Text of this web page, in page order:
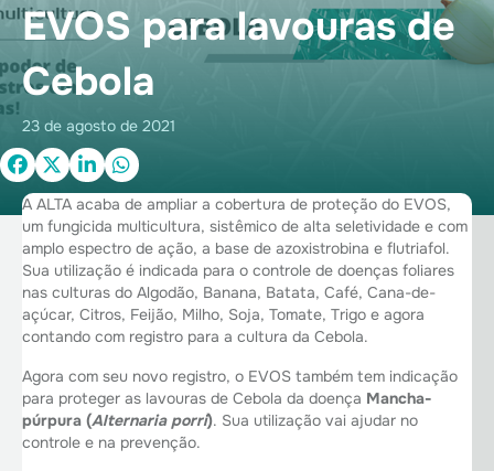
EVOS para lavouras de
Cebola
23 de agosto de 2021
A ALTA acaba de ampliar a cobertura de proteção do EVOS,
um fungicida multicultura, sistêmico de alta seletividade e com
amplo espectro de ação, a base de azoxistrobina e flutriafol.
Sua utilização é indicada para o controle de doenças foliares
nas culturas do Algodão, Banana, Batata, Café, Cana-de-
açúcar, Citros, Feijão, Milho, Soja, Tomate, Trigo e agora
contando com registro para a cultura da Cebola.
Agora com seu novo registro, o EVOS também tem indicação
para proteger as lavouras de Cebola da doença Mancha-
púrpura (Alternaria porri). Sua utilização vai ajudar no
controle e na prevenção.